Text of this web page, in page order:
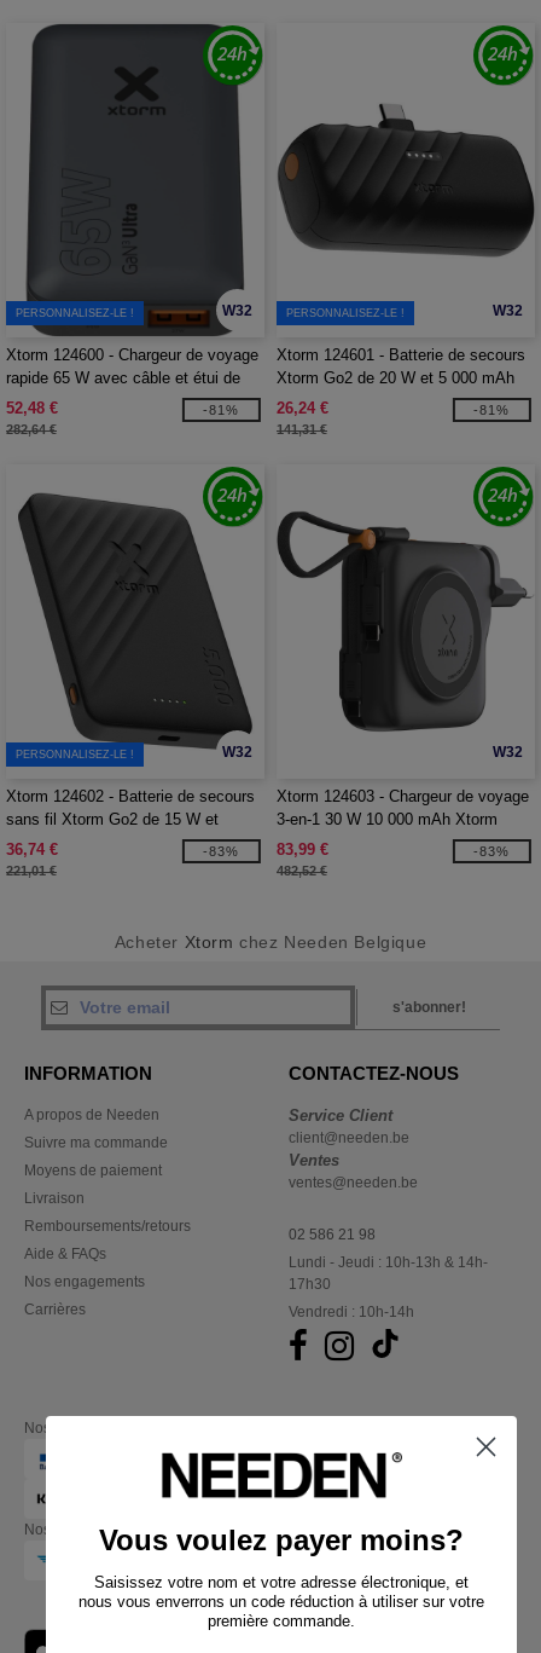
W32
PERSONNALISEZ-LE !
Xtorm 124600 - Chargeur de voyage
rapide 65 W avec câble et étui de
voyage Xtorm
52,48 €
282,64 €
-81%
W32
PERSONNALISEZ-LE !
Xtorm 124601 - Batterie de secours
Xtorm Go2 de 20 W et 5 000 mAh
26,24 €
141,31 €
-81%
W32
PERSONNALISEZ-LE !
Xtorm 124602 - Batterie de secours
sans fil Xtorm Go2 de 15 W et
5 000 mAh
36,74 €
221,01 €
-83%
W32
Xtorm 124603 - Chargeur de voyage
3-en-1 30 W 10 000 mAh Xtorm
TravelPro
83,99 €
482,52 €
-83%
Acheter Xtorm chez Needen Belgique
s'abonner!
INFORMATION
A propos de Needen
Suivre ma commande
Moyens de paiement
Livraison
Remboursements/retours
Aide & FAQs
Nos engagements
Carrières
CONTACTEZ-NOUS
Service Client
client@needen.be
Ventes
ventes@needen.be
02 586 21 98
Lundi - Jeudi : 10h-13h & 14h-
17h30
Vendredi : 10h-14h
Nos partenaires financiers
Nos transporteursVous voulez payer moins?
Saisissez votre nom et votre adresse électronique, et
nous vous enverrons un code réduction à utiliser sur votre
première commande.